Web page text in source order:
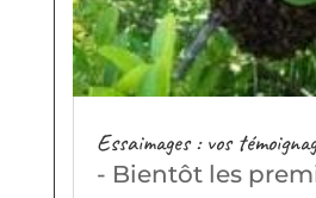
Essaimages : vos
- Bientôt les